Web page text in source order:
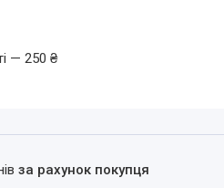
— 250 ₴
за рахунок покупця